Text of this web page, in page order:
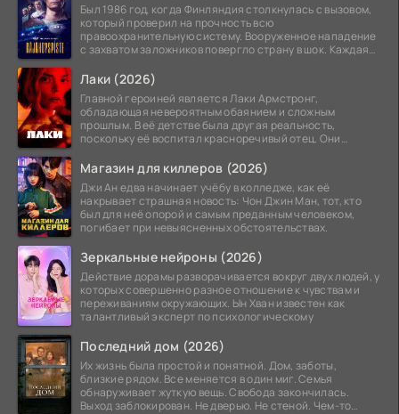
Был 1986 год, когда Финляндия столкнулась с вызовом,
который проверил на прочность всю
правоохранительную систему. Вооруженное нападение
с захватом заложников повергло страну в шок. Каждая
Лаки (2026)
Главной героиней является Лаки Армстронг,
обладающая невероятным обаянием и сложным
прошлым. В её детстве была другая реальность,
поскольку её воспитал красноречивый отец. Они
Магазин для киллеров (2026)
Джи Ан едва начинает учёбу в колледже, как её
накрывает страшная новость: Чон Джин Ман, тот, кто
был для неё опорой и самым преданным человеком,
погибает при невыясненных обстоятельствах.
Зеркальные нейроны (2026)
Действие дорамы разворачивается вокруг двух людей, у
которых совершенно разное отношение к чувствам и
переживаниям окружающих. Ын Хван известен как
талантливый эксперт по психологическому
Последний дом (2026)
Их жизнь была простой и понятной. Дом, заботы,
близкие рядом. Все меняется в один миг. Семья
обнаруживает жуткую вещь. Свобода закончилась.
Выход заблокирован. Не дверью. Не стеной. Чем-то